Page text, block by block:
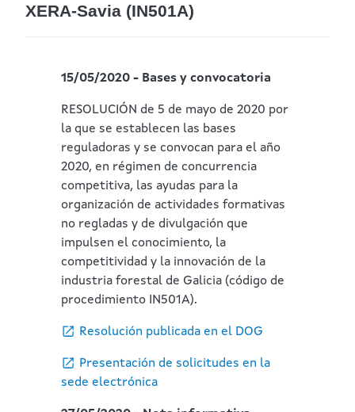
XERA-Savia (IN501A)
15/05/2020 - Bases y convocatoria
RESOLUCIÓN de 5 de mayo de 2020 por
la que se establecen las bases
reguladoras y se convocan para el año
2020, en régimen de concurrencia
competitiva, las ayudas para la
organización de actividades formativas
no regladas y de divulgación que
impulsen el conocimiento, la
competitividad y la innovación de la
industria forestal de Galicia (código de
procedimiento IN501A).
Resolución publicada en el DOG
Presentación de solicitudes en la
sede electrónica